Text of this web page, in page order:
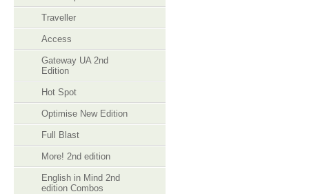
Traveller
Access
Gateway UA 2nd
Edition
Hot Spot
Optimise New Edition
Full Blast
More! 2nd edition
English in Mind 2nd
edition Combos